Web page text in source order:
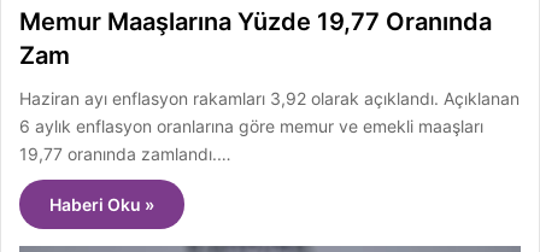
Memur Maaşlarına Yüzde 19,77 Oranında
Zam
Haziran ayı enflasyon rakamları 3,92 olarak açıklandı. Açıklanan
6 aylık enflasyon oranlarına göre memur ve emekli maaşları
19,77 oranında zamlandı.…
Haberi Oku »